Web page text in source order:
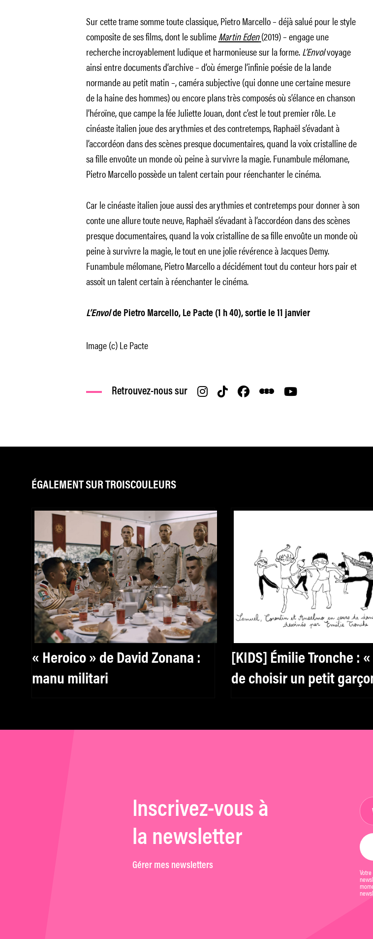
Sur cette trame somme toute classique, Pietro Marcello – déjà salué pour le style
composite de ses films, dont le sublimeMartin Eden(2019) – engage une
recherche incroyablement ludique et harmonieuse sur la forme.L’Envolvoyage
ainsi entre documents d’archive – d’où émerge l’infinie poésie de la lande
normande au petit matin –, caméra subjective (qui donne une certaine mesure
de la haine des hommes) ou encore plans très composés où s’élance en chanson
l’héroïne, que campe la fée Juliette Jouan, dont c’est le tout premier rôle. Le
cinéaste italien joue des arythmies et des contretemps, Raphaël s’évadant à
l’accordéon dans des scènes presque documentaires, quand la voix cristalline de
sa fille envoûte un monde où peine à survivre la magie. Funambule mélomane,
Pietro Marcello possède un talent certain pour réenchanter le cinéma.
Car le cinéaste italien joue aussi des arythmies et contretemps pour donner à son
conte une allure toute neuve, Raphaël s’évadant à l’accordéon dans des scènes
presque documentaires, quand la voix cristalline de sa fille envoûte un monde où
peine à survivre la magie, le tout en une jolie révérence à Jacques Demy.
Funambule mélomane, Pietro Marcello a décidément tout du conteur hors pair et
assoit un talent certain à réenchanter le cinéma.
L’Envolde Pietro Marcello, Le Pacte (1 h 40), sortie le 11 janvier
Image (c) Le Pacte
Retrouvez-nous sur
ÉGALEMENT SUR TROISCOULEURS
« Heroico » de David Zonana :
manu militari
[KIDS] Émilie Tronche :
de choisir un petit
Inscrivez-vous à
la newsletter
Gérer mes newsletters